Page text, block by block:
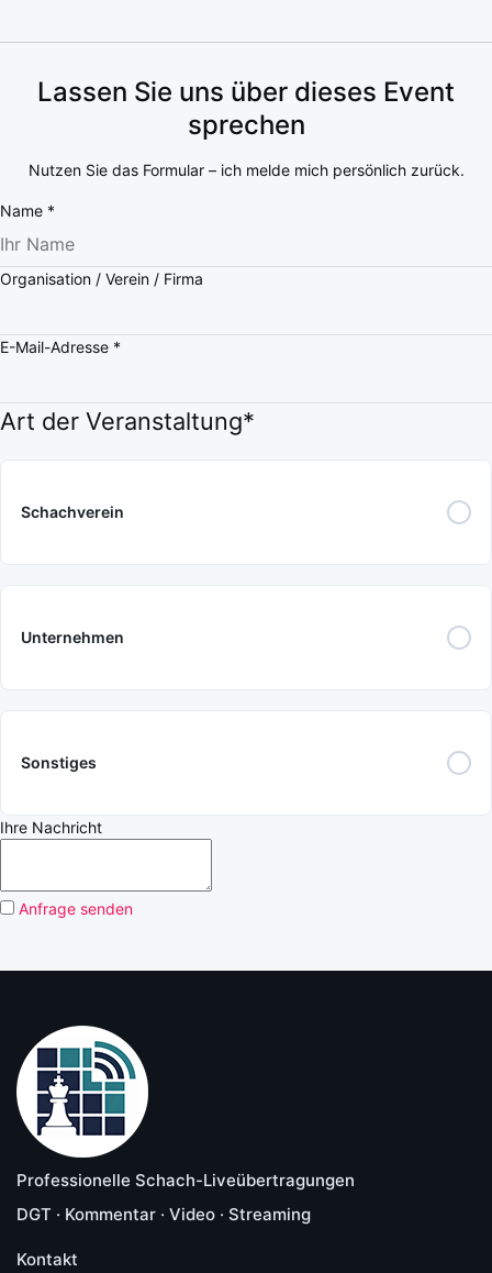
Lassen Sie uns über dieses Event
sprechen
Nutzen Sie das Formular – ich melde mich persönlich zurück.
Name *
Organisation / Verein / Firma
E-Mail-Adresse *
Art der Veranstaltung*
Schachverein
Unternehmen
Sonstiges
Ihre Nachricht
Anfrage senden
Professionelle Schach-Liveübertragungen
DGT · Kommentar · Video · Streaming
Kontakt